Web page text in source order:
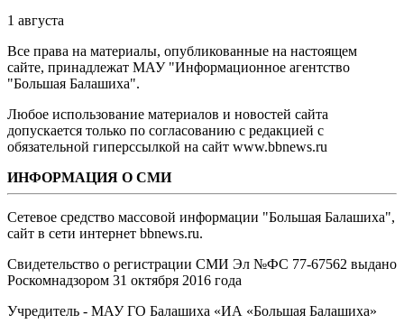
1 августа
Все права на материалы, опубликованные на настоящем
сайте, принадлежат МАУ "Информационное агентство
"Большая Балашиха".
Любое использование материалов и новостей сайта
допускается только по согласованию с редакцией с
обязательной гиперссылкой на сайт www.bbnews.ru
ИНФОРМАЦИЯ О СМИ
Сетевое средство массовой информации "Большая Балашиха",
сайт в сети интернет bbnews.ru.
Свидетельство о регистрации СМИ Эл №ФС ‎77-67562 выдано
Роскомнадзором 31 октября 2016 года
Учредитель - МАУ ГО Балашиха «ИА «Большая Балашиха»